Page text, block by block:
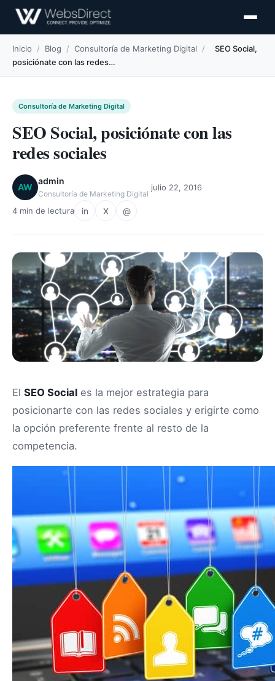
Inicio / Blog / Consultoría de Marketing Digital /
SEO Social,
posiciónate con las redes…
Consultoría de Marketing Digital
SEO Social, posiciónate con las
redes sociales
AW
admin
Consultoría de Marketing Digital
julio 22, 2016
4 min de lectura in X @
El SEO Social es la mejor estrategia para
posicionarte con las redes sociales y erigirte como
la opción preferente frente al resto de la
competencia.